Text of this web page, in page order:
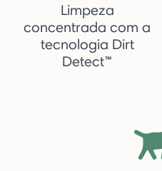
Limpeza
concentrada com a
tecnologia Dirt
Detect™